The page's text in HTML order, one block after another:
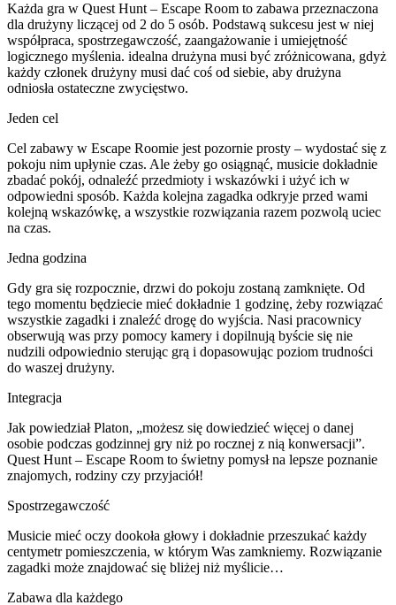
Każda gra w Quest Hunt – Escape Room to zabawa przeznaczona
dla drużyny liczącej od 2 do 5 osób. Podstawą sukcesu jest w niej
współpraca, spostrzegawczość, zaangażowanie i umiejętność
logicznego myślenia. idealna drużyna musi być zróżnicowana, gdyż
każdy członek drużyny musi dać coś od siebie, aby drużyna
odniosła ostateczne zwycięstwo.
Jeden cel
Cel zabawy w Escape Roomie jest pozornie prosty – wydostać się z
pokoju nim upłynie czas. Ale żeby go osiągnąć, musicie dokładnie
zbadać pokój, odnaleźć przedmioty i wskazówki i użyć ich w
odpowiedni sposób. Każda kolejna zagadka odkryje przed wami
kolejną wskazówkę, a wszystkie rozwiązania razem pozwolą uciec
na czas.
Jedna godzina
Gdy gra się rozpocznie, drzwi do pokoju zostaną zamknięte. Od
tego momentu będziecie mieć dokładnie 1 godzinę, żeby rozwiązać
wszystkie zagadki i znaleźć drogę do wyjścia. Nasi pracownicy
obserwują was przy pomocy kamery i dopilnują byście się nie
nudzili odpowiednio sterując grą i dopasowując poziom trudności
do waszej drużyny.
Integracja
Jak powiedział Platon, „możesz się dowiedzieć więcej o danej
osobie podczas godzinnej gry niż po rocznej z nią konwersacji”.
Quest Hunt – Escape Room to świetny pomysł na lepsze poznanie
znajomych, rodziny czy przyjaciół!
Spostrzegawczość
Musicie mieć oczy dookoła głowy i dokładnie przeszukać każdy
centymetr pomieszczenia, w którym Was zamkniemy. Rozwiązanie
zagadki może znajdować się bliżej niż myślicie…
Zabawa dla każdego